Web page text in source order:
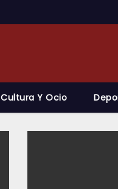
Cultura Y Ocio